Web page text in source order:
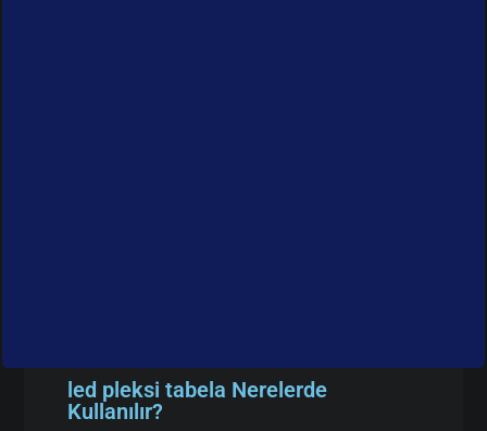
led pleksi tabela Nerelerde
Kullanılır?